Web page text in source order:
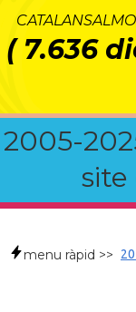
( 7.636
2005-
site
menu ràpid >>